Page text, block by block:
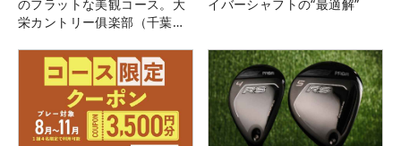
のフラットな美観コース。大
栄カントリー俱楽部（千葉
イバーシャフトの“最適解”